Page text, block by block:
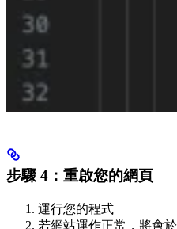
步驟 4：重啟您的網頁
運行您的程式
若網站運作正常，將會